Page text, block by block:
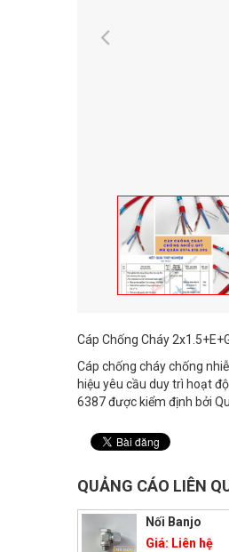
Cáp Chống Cháy
Cáp chống cháy chống
hiệu yêu cầu duy trì hoạt
6387 được kiểm định bởi
QUẢNG CÁO LIÊN
Nối Banjo
Giá: Liên hệ